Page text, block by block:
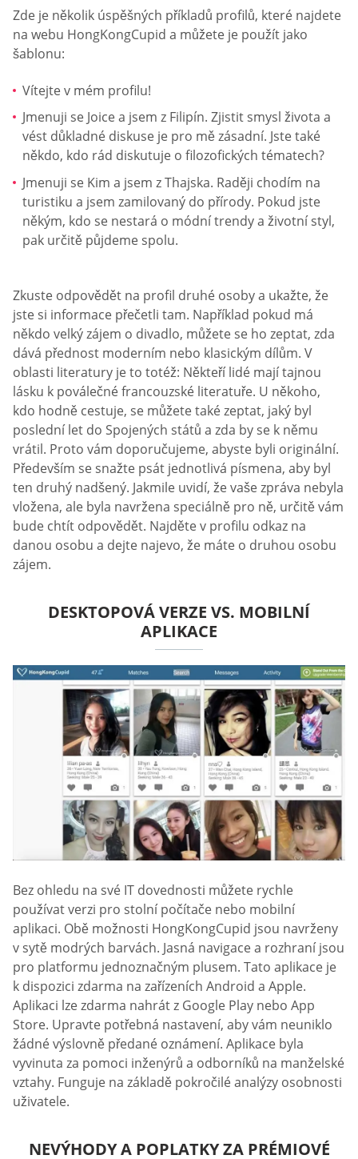
Zde je několik úspěšných příkladů profilů, které najdete
na webu HongKongCupid a můžete je použít jako
šablonu:
Vítejte v mém profilu!
Jmenuji se Joice a jsem z Filipín. Zjistit smysl života a
vést důkladné diskuse je pro mě zásadní. Jste také
někdo, kdo rád diskutuje o filozofických tématech?
Jmenuji se Kim a jsem z Thajska. Raději chodím na
turistiku a jsem zamilovaný do přírody. Pokud jste
někým, kdo se nestará o módní trendy a životní styl,
pak určitě půjdeme spolu.
Zkuste odpovědět na profil druhé osoby a ukažte, že
jste si informace přečetli tam. Například pokud má
někdo velký zájem o divadlo, můžete se ho zeptat, zda
dává přednost moderním nebo klasickým dílům. V
oblasti literatury je to totéž: Někteří lidé mají tajnou
lásku k poválečné francouzské literatuře. U někoho,
kdo hodně cestuje, se můžete také zeptat, jaký byl
poslední let do Spojených států a zda by se k němu
vrátil. Proto vám doporučujeme, abyste byli originální.
Především se snažte psát jednotlivá písmena, aby byl
ten druhý nadšený. Jakmile uvidí, že vaše zpráva nebyla
vložena, ale byla navržena speciálně pro ně, určitě vám
bude chtít odpovědět. Najděte v profilu odkaz na
danou osobu a dejte najevo, že máte o druhou osobu
zájem.
DESKTOPOVÁ VERZE VS. MOBILNÍ
APLIKACE
Bez ohledu na své IT dovednosti můžete rychle
používat verzi pro stolní počítače nebo mobilní
aplikaci. Obě možnosti HongKongCupid jsou navrženy
v sytě modrých barvách. Jasná navigace a rozhraní jsou
pro platformu jednoznačným plusem. Tato aplikace je
k dispozici zdarma na zařízeních Android a Apple.
Aplikaci lze zdarma nahrát z Google Play nebo App
Store. Upravte potřebná nastavení, aby vám neuniklo
žádné výslovně předané oznámení. Aplikace byla
vyvinuta za pomoci inženýrů a odborníků na manželské
vztahy. Funguje na základě pokročilé analýzy osobnosti
uživatele.
NEVÝHODY A POPLATKY ZA PRÉMIOVÉ